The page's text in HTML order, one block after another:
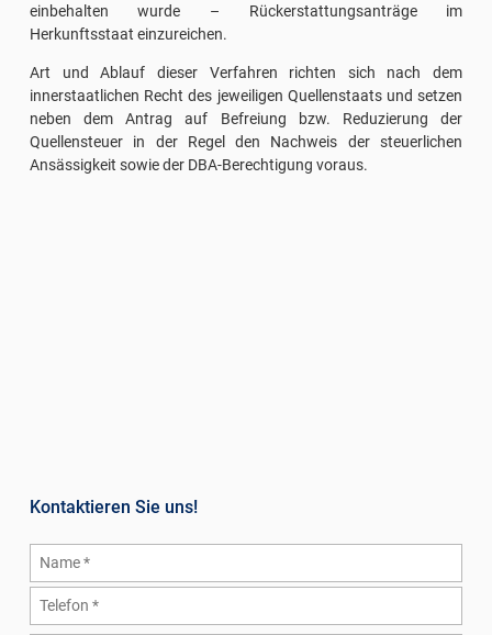
einbehalten wurde – Rückerstattungsanträge im
Herkunftsstaat einzureichen.
Art und Ablauf dieser Verfahren richten sich nach dem
innerstaatlichen Recht des jeweiligen Quellenstaats und setzen
neben dem Antrag auf Befreiung bzw. Reduzierung der
Quellensteuer in der Regel den Nachweis der steuerlichen
Ansässigkeit sowie der DBA-Berechtigung voraus.
Kontaktieren Sie uns!